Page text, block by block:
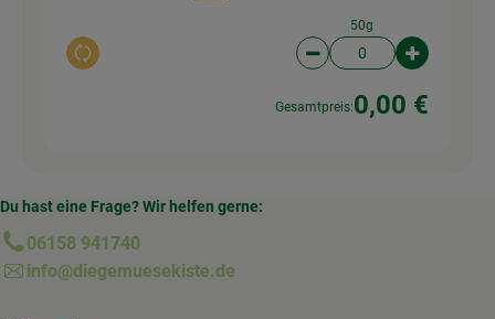
Auswahl ändern
50g
Artikelanzahl
Gesamtpreis:0,00 €
Du hast eine Frage? Wir helfen gerne:
06158 941740
info@diegemuesekiste.de